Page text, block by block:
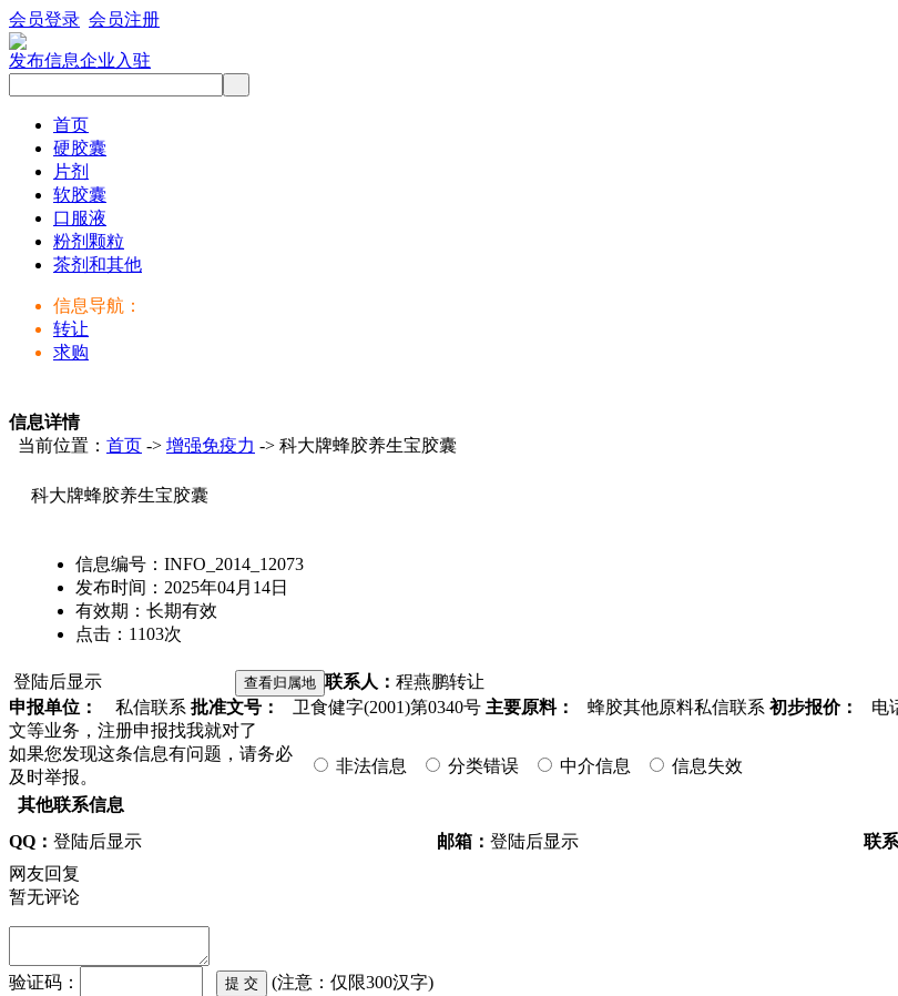
会员登录 会员注册
发布信息企业入驻
首页
硬胶囊
片剂
软胶囊
口服液
粉剂颗粒
茶剂和其他
信息导航：
转让
求购
信息详情
当前位置： 首页 -> 增强免疫力 -> 科大牌蜂胶养生宝胶囊
科大牌蜂胶养生宝胶囊
信息编号： INFO_2014_12073
发布时间： 2025年04月14日
有效期： 长期有效
点击： 1103次
登陆后显示
联系人： 程燕鹏转让
申报单位：
私信联系 批准文号： 卫食健字(2001)第0340号 主要原料： 蜂胶其他原料私信联系 初步报价： 电
文等业务，注册申报找我就对了
如果您发现这条信息有问题，请务必
及时举报。
非法信息 分类错误 中介信息 信息失效
其他联系信息
QQ： 登陆后显示 邮箱： 登陆后显示 联
网友回复
暂无评论
验证码：
(注意：仅限300汉字)